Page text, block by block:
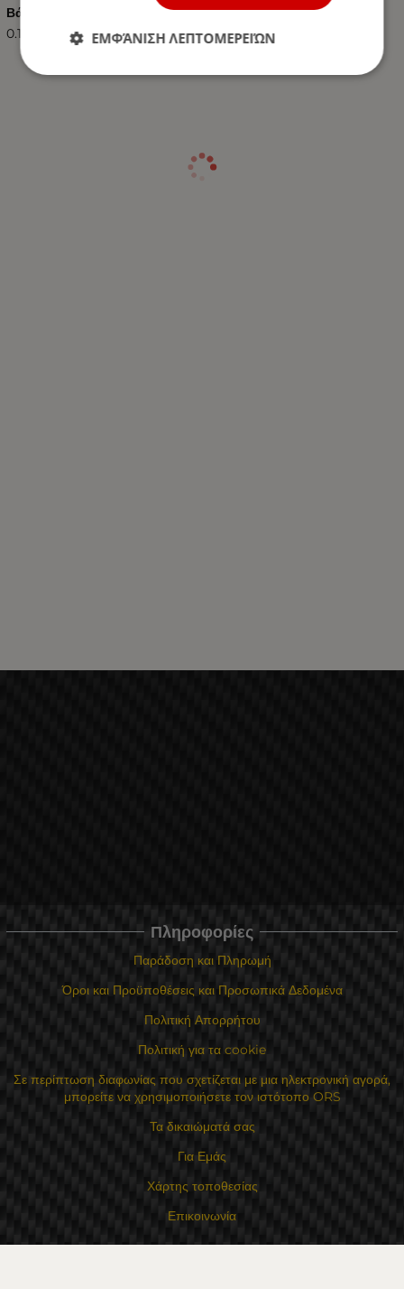
Βάρος (kg.)
0.10
Πληροφορίες
Παράδοση και Πληρωμή
Όροι και Προϋποθέσεις και Προσωπικά Δεδομένα
Πολιτική Απορρήτου
Πολιτική για τα cookie
Σε περίπτωση διαφωνίας που σχετίζεται με μια ηλεκτρονική αγορά,
μπορείτε να χρησιμοποιήσετε τον ιστότοπο ORS
Τα δικαιώματά σας
Για Εμάς
Χάρτης τοποθεσίας
Επικοινωνία
ΕΜΦΆΝΙΣΗ ΛΕΠΤΟΜΕΡΕΙΏΝ